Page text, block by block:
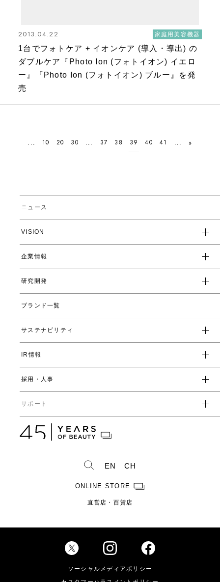
2013.04.22 家庭用美容機器
1台でフォトケア + イオンケア (導入・導出) の
ダブルケア『Photo Ion (フォトイオン) イエロ
ー』『Photo Ion (フォトイオン) ブルー』を発
売
... 10 20 30 ... 37 38 39 40 41 ... »
ニュース
VISION
企業スローガン
クレド
企業情報
トップメッセージ
会社概要
数字で見るヤーマン
受賞一覧
直営店・百貨店
研究開発
ヤーマンの研究開発とは
ヤーマンの技術
開発ストーリー
ブランド一覧
サステナビリティ
環境
社会
IR情報
経営方針
コーポレートガバナンス
ディスクロージャーポリシー
IRライブラリ一覧
株式情報
株式概要
Investor Relations
採用・人事
人事からのメッセージ
数字で見るヤーマン
製品ができるまで
サポート
カタログ・取扱説明書
EN CH
ONLINE STORE
直営店・百貨店
ソーシャルメディアポリシー